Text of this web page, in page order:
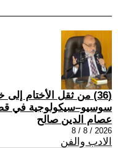
(36) من ثقل الأختام
سوسيو–سيكولوجية في
عصام الدين صالح
2026 / 8 / 8
الادب والفن